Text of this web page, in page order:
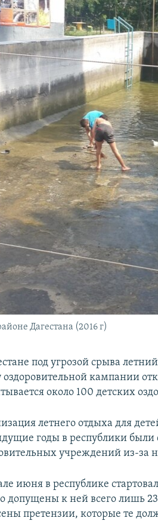
Дагестана (2016 г)
под угрозой срыва
оздоровительной кампании
около 100 детских
летнего отдыха для
годы в республики были
учреждений из-за
июня в республике
допущены к ней всего лишь
претензии, которые те